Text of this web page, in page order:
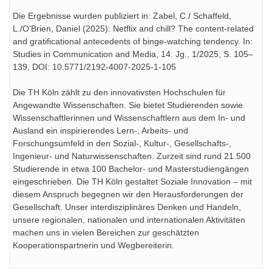
Die Ergebnisse wurden publiziert in: Zabel, C./ Schaffeld,
L./O’Brien, Daniel (2025): Netflix and chill? The content-related
and gratificational antecedents of binge-watching tendency. In:
Studies in Communication and Media, 14. Jg., 1/2025, S. 105–
139, DOI: 10.5771/2192-4007-2025-1-105
Die TH Köln zählt zu den innovativsten Hochschulen für
Angewandte Wissenschaften. Sie bietet Studierenden sowie
Wissenschaftlerinnen und Wissenschaftlern aus dem In- und
Ausland ein inspirierendes Lern-, Arbeits- und
Forschungsumfeld in den Sozial-, Kultur-, Gesellschafts-,
Ingenieur- und Naturwissenschaften. Zurzeit sind rund 21.500
Studierende in etwa 100 Bachelor- und Masterstudiengängen
eingeschrieben. Die TH Köln gestaltet Soziale Innovation – mit
diesem Anspruch begegnen wir den Herausforderungen der
Gesellschaft. Unser interdisziplinäres Denken und Handeln,
unsere regionalen, nationalen und internationalen Aktivitäten
machen uns in vielen Bereichen zur geschätzten
Kooperationspartnerin und Wegbereiterin.